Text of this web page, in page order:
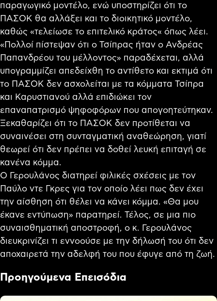
παραγωγικό μοντέλο, ενώ υποστηρίζει ότι το
ΠΑΣΟΚ θα αλλάξει και το διοικητικό μοντέλο,
καθώς «τελείωσε το επιτελικό κράτος« όπως λέει.
«Πολλοί πίστεψαν ότι ο Τσίπρας ήταν ο Ανδρέας
Παπανδρέου του μέλλοντος» παραδέχεται, αλλά
υπογραμμίζει απεδείχθη το αντίθετο και εκτιμά ότι
το ΠΑΣΟΚ δεν ασχολείται με τα κόμματα Τσίπρα
και Καρυστιανού αλλά επιδιώκει τον
επαναπατρισμό ψηφοφόρων που απογοητεύτηκαν.
Ξεκαθαρίζει ότι το ΠΑΣΟΚ δεν προτίθεται να
συναινέσει στη συνταγματική αναθεώρηση, γιατί
θεωρεί ότι δεν πρέπει να δοθεί λευκή επιταγή σε
κανένα κόμμα.
Ο Γερουλάνος διατηρεί φιλικές σχέσεις με τον
Παύλο ντε Γκρες για τον οποίο λέει πως δεν έχει
την αίσθηση ότι θέλει να κάνει κόμμα. «Θα μου
έκανε εντύπωση» παρατηρεί. Τέλος, σε μια πιο
συναισθηματική αποστροφή, ο κ. Γερουλάνος
διευκρινίζει τι εννοούσε με την δήλωσή του ότι δεν
αποχαιρετά την αδελφή του που έφυγε από τη ζωή.
Προηγούμενα Επεισόδια